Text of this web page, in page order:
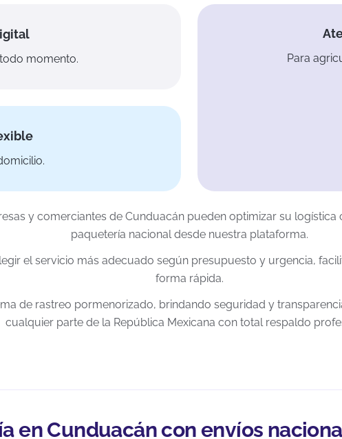
momento. Para
y comerciantes de Cunduacán pueden optimizar su
paquetería nacional desde nuestra plataforma.
el servicio más adecuado según presupuesto y urgencia,
forma rápida.
de rastreo pormenorizado, brindando seguridad y
cualquier parte de la República Mexicana con total respaldo
en Cunduacán con envíos